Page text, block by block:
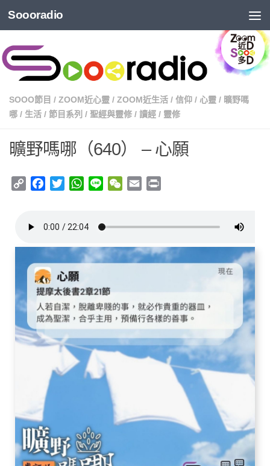
Soooradio
SOOO節目 / ZOOM近心靈 / ZOOM近生活 / 信仰 / 心靈 / 曠野嗎
哪 / 生活 / 節目系列 / 聖經與靈修 / 讀經 / 靈修
曠野嗎哪（640） – 心願
Copy
Facebook
TwitterWhatsApp
Line WeChat
Email